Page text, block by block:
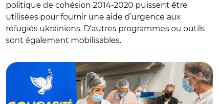
politique de cohésion 2014-2020 puissent être
utilisées pour fournir une aide d’urgence aux
réfugiés ukrainiens. D’autres programmes ou outils
sont également mobilisables.